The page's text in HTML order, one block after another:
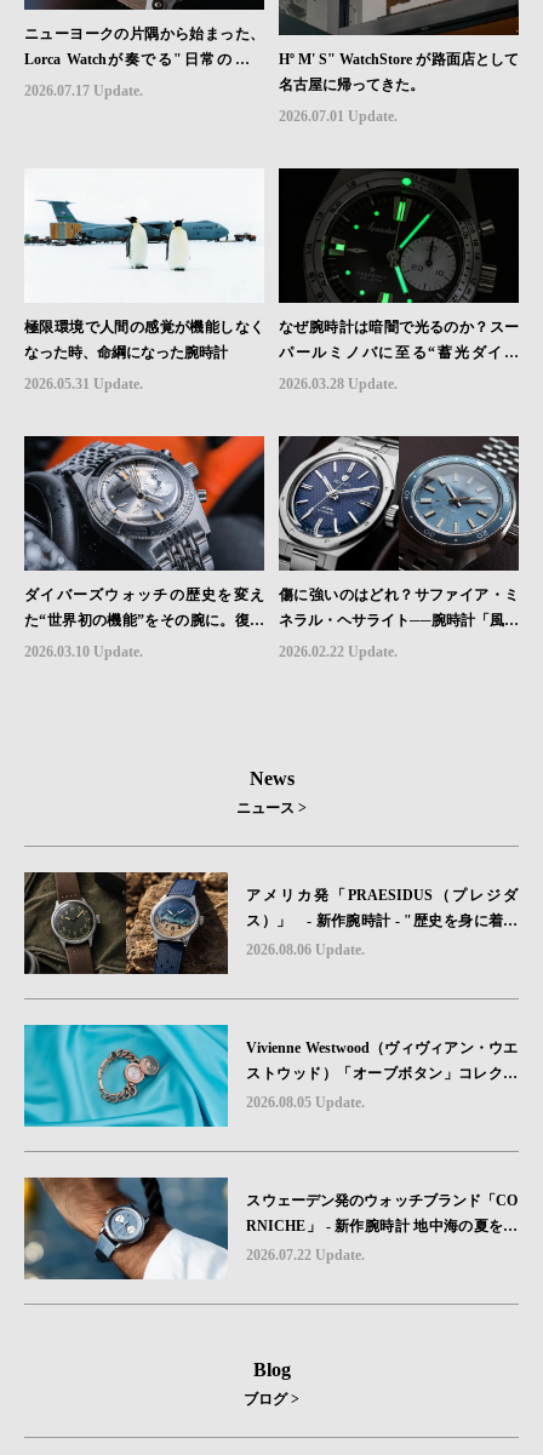
ニューヨークの片隅から始まった、
Lorca Watchが奏でる"日常のロマ
ン"｜Brand Picks #08
2026.07.17 Update.
Hº M' S" WatchStore が路面店として
名古屋に帰ってきた。
2026.07.01 Update.
極限環境で人間の感覚が機能しなく
なった時、命綱になった腕時計
2026.05.31 Update.
なぜ腕時計は暗闇で光るのか？スー
パールミノバに至る“蓄光ダイヤ
ル”の進化と物語
2026.03.28 Update.
ダイバーズウォッチの歴史を変え
た“世界初の機能”をその腕に。復活
を遂げたAquastarの革新｜HMS Bra
2026.03.10 Update.
傷に強いのはどれ？サファイア・ミ
ネラル・ヘサライト──腕時計「風防
素材」の本当の違い
2026.02.22 Update.
News
ニュース >
アメリカ発「PRAESIDUS（プレジダ
ス）」 - 新作腕時計 - "歴史を身に着け
る“ -戦場を駆け抜けたWillys MBのボンネ
砂を文字盤に閉じ込めた「A-11」コレク
2026.08.06 Update.
Vivienne Westwood（ヴィヴィアン・ウエ
ストウッド）「オーブボタン」コレクシ
ョンに、⽇本限定カラーのローズゴール
2026.08.05 Update.
スウェーデン発のウォッチブランド「CO
RNICHE」 - 新作腕時計 地中海の夏を映
す、爽やかなブルーダイヤル「Heritage C
2026.07.22 Update.
Blog
ブログ >